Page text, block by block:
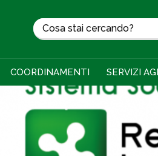
COORDINAMENTI SERVIZI